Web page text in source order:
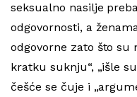
seksualno nasilje
odgovornosti, a
odgovorne zato što su
kratku suknju“, „išle
češće se čuje i